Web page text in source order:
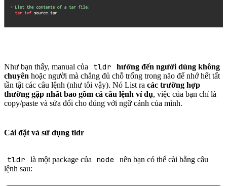
Như bạn thấy, manual của tldr
hướng đến người dùng không
chuyên hoặc người mà chẳng đủ chỗ trống trong não để nhớ hết tất
tần tật các câu lệnh (như tôi vậy). Nó List ra các trường hợp
thường gặp nhất bao gồm cả câu lệnh ví dụ, việc của bạn chỉ là
copy/paste và sửa đổi cho đúng với ngữ cảnh của mình.
Cài đặt và sử dụng tldr
tldr là một package của node
nên bạn có thể cài bằng câu
lệnh sau: